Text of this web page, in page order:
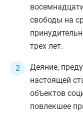
свободы на
трех лет.
Деяние,
настоящей
объектов
повлекшее